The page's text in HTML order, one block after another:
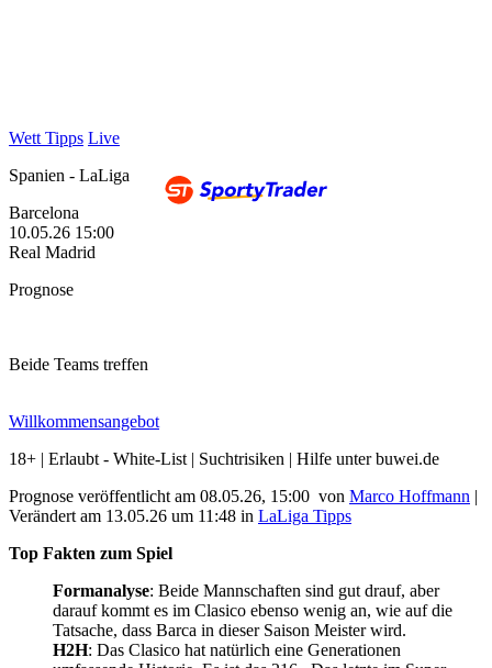
Wett Tipps Live
Spanien - LaLiga
Barcelona
10.05.26 15:00
Real Madrid
Prognose
Beide Teams treffen
Willkommensangebot
18+ | Erlaubt - White-List | Suchtrisiken | Hilfe unter buwei.de
Prognose veröffentlicht am 08.05.26, 15:00 von Marco Hoffmann |
Verändert am 13.05.26 um 11:48 in LaLiga Tipps
Top Fakten zum Spiel
Formanalyse: Beide Mannschaften sind gut drauf, aber
darauf kommt es im Clasico ebenso wenig an, wie auf die
Tatsache, dass Barca in dieser Saison Meister wird.
H2H: Das Clasico hat natürlich eine Generationen